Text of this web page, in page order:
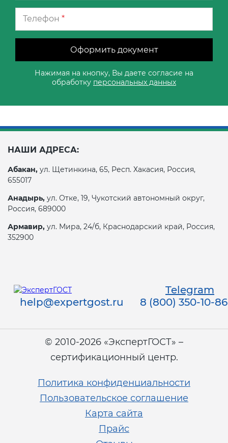
Телефон *
Оформить документ
Нажимая на кнопку, Вы даете согласие на
обработку персональных данных
НАШИ АДРЕСА:
Абакан, ул. Щетинкина, 65, Респ. Хакасия, Россия,
655017
Анадырь, ул. Отке, 19, Чукотский автономный округ,
Россия, 689000
Армавир, ул. Мира, 24/б, Краснодарский край, Россия,
352900
Telegram
help@expertgost.ru
8 (800) 350-10-86
© 2010-2026 «ЭкспертГОСТ» –
сертификационный центр.
Политика конфиденциальности
Пользовательское соглашение
Карта сайта
Прайс